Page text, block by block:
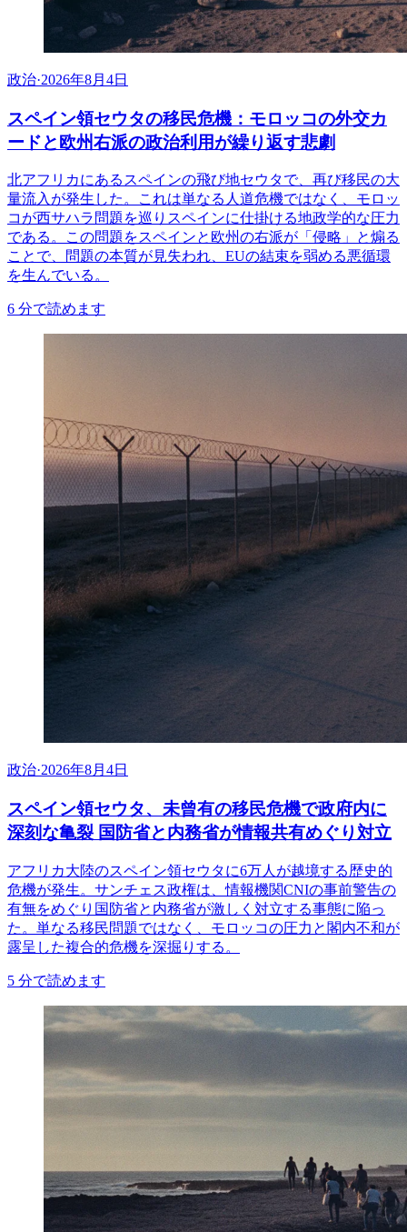
政治·2026年8月4日
スペイン領セウタの移民危機：モロッコの外交カ
ードと欧州右派の政治利用が繰り返す悲劇
北アフリカにあるスペインの飛び地セウタで、再び移民の大
量流入が発生した。これは単なる人道危機ではなく、モロッ
コが西サハラ問題を巡りスペインに仕掛ける地政学的な圧力
である。この問題をスペインと欧州の右派が「侵略」と煽る
ことで、問題の本質が見失われ、EUの結束を弱める悪循環
を生んでいる。
6 分で読めます
政治·2026年8月4日
スペイン領セウタ、未曾有の移民危機で政府内に
深刻な亀裂 国防省と内務省が情報共有めぐり対立
アフリカ大陸のスペイン領セウタに6万人が越境する歴史的
危機が発生。サンチェス政権は、情報機関CNIの事前警告の
有無をめぐり国防省と内務省が激しく対立する事態に陥っ
た。単なる移民問題ではなく、モロッコの圧力と閣内不和が
露呈した複合的危機を深掘りする。
5 分で読めます